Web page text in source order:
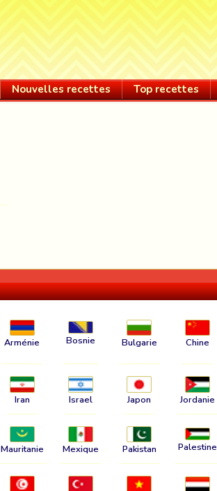
Nouvelles recettes Top recettes
Arménie Bosnie Bulgarie Chine
Iran Israel Japon Jordanie
Mauritanie Mexique Pakistan Palestine